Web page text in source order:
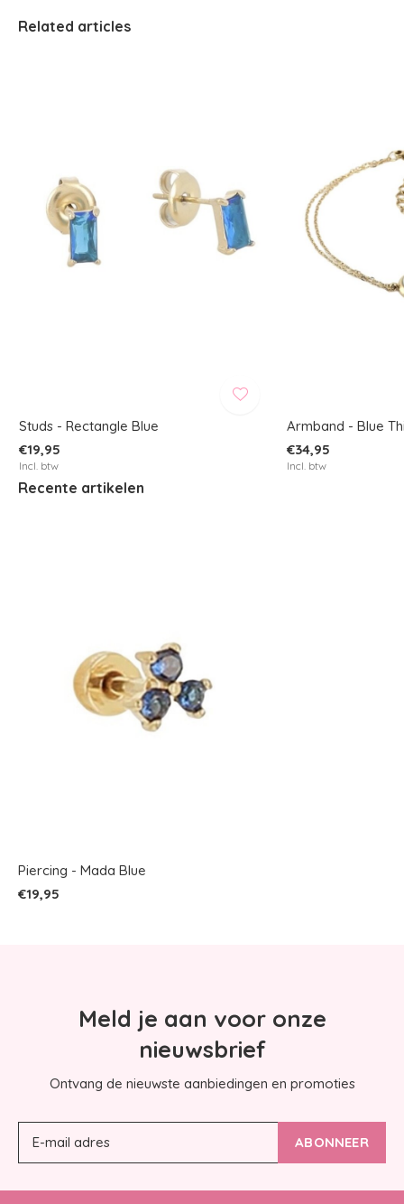
Related articles
Studs - Rectangle Blue
€19,95
Incl. btw
Armband - Blue
€34,95
Incl. btw
Recente artikelen
Piercing - Mada Blue
€19,95
Meld je aan voor onze
nieuwsbrief
Ontvang de nieuwste aanbiedingen en promoties
ABONNEER